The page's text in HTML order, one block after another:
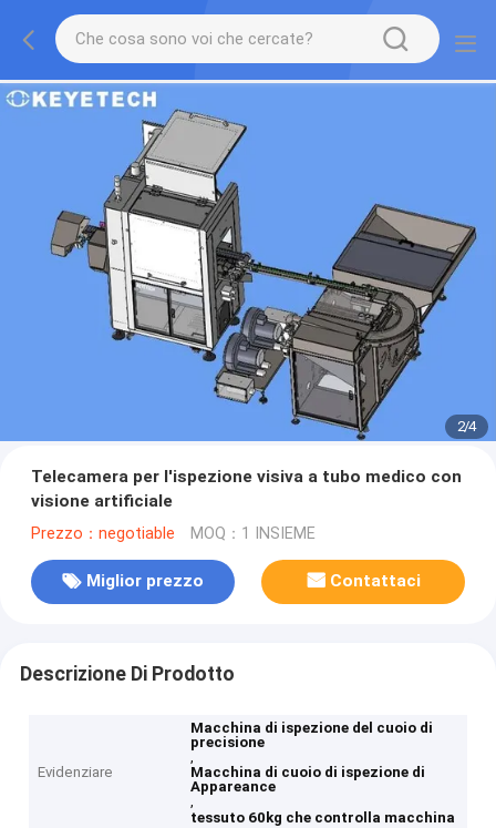
2/4
Telecamera per l'ispezione visiva a tubo medico con
visione artificiale
Prezzo：negotiable MOQ：1 INSIEME
Miglior prezzo Contattaci
Descrizione Di Prodotto
Evidenziare
Macchina di ispezione del cuoio di
precisione
,
Macchina di cuoio di ispezione di
Appareance
,
tessuto 60kg che controlla macchina